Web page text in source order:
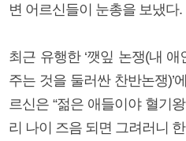
변 어르신들이 눈총을 보냈다.
최근 유행한 ‘깻잎 논쟁(내
주는 것을 둘러싼 찬반논쟁)’
르신은 “젊은 애들이야 혈기
리 나이 즈음 되면 그려러니